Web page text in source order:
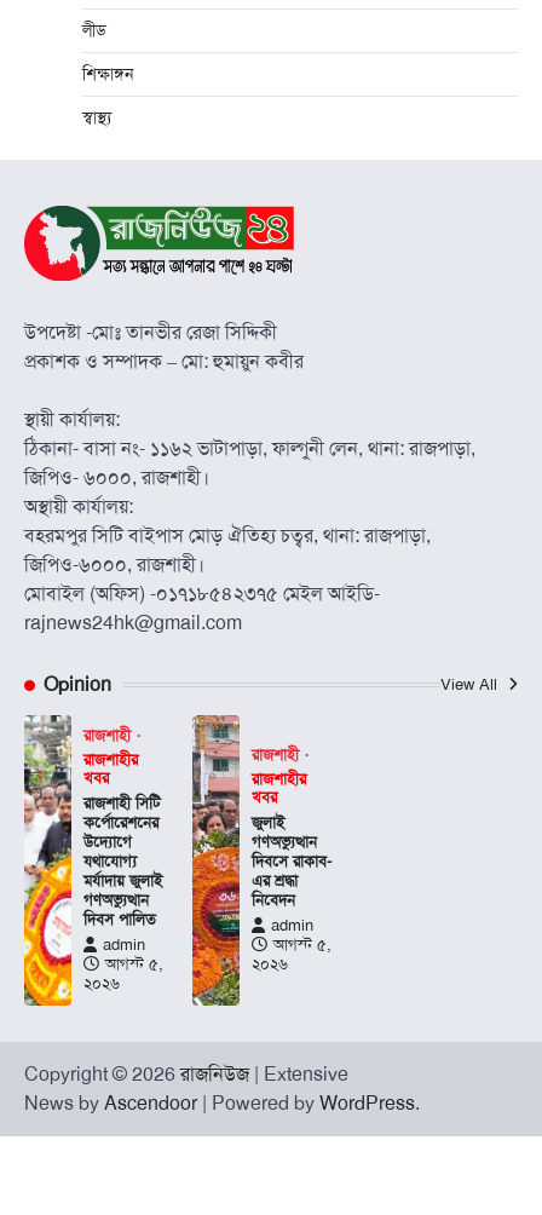
লীড
শিক্ষাঙ্গন
স্বাস্থ্য
উপদেষ্টা -মোঃ তানভীর রেজা সিদ্দিকী
প্রকাশক ও সম্পাদক – মো: হুমায়ুন কবীর
স্থায়ী কার্যালয়:
ঠিকানা- বাসা নং- ১১৬২ ভাটাপাড়া, ফাল্গুনী লেন, থানা: রাজপাড়া,
জিপিও- ৬০০০, রাজশাহী।
অস্থায়ী কার্যালয়:
বহরমপুর সিটি বাইপাস মোড় ঐতিহ্য চত্বর, থানা: রাজপাড়া,
জিপিও-৬০০০, রাজশাহী।
মোবাইল (অফিস) -০১৭১৮৫৪২৩৭৫ মেইল আইডি-
rajnews24hk@gmail.com
Opinion View All
রাজশাহী
রাজশাহীর
খবর
রাজশাহী সিটি
কর্পোরেশনের
উদ্যোগে
যথাযোগ্য
মর্যাদায় জুলাই
গণঅভ্যুত্থান
দিবস পালিত
admin
আগস্ট ৫,
২০২৬
রাজশাহী
রাজশাহীর
খবর
জুলাই
গণঅভ্যুত্থান
দিবসে রাকাব-
এর শ্রদ্ধা
নিবেদন
admin
আগস্ট ৫,
২০২৬
Copyright © 2026রাজনিউজ| Extensive
News by Ascendoor| Powered by WordPress.